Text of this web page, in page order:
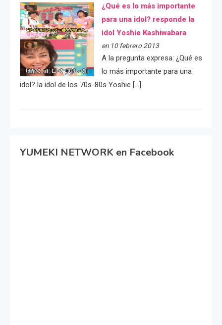
¿Qué es lo más importante
para una idol? responde la
idol Yoshie Kashiwabara
en 10 febrero 2013
A la pregunta expresa: ¿Qué es
lo más importante para una
idol? la idol de los 70s-80s Yoshie […]
YUMEKI NETWORK en Facebook